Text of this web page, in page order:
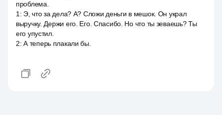
проблема.
1 : Э, что за дела? А? Сложи деньги в мешок. Он украл
выручку. Держи его. Его. Спасибо. Но что ты зеваешь? Ты
его упустил.
2:А теперь плакали бы.